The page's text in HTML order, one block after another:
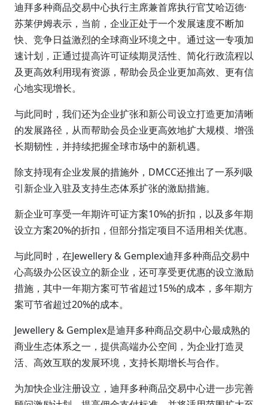
迪拜多种商品交易中心执行主席兼首席执行官艾哈迈德·
苏莱伊姆表示，当前，企业正处于一个发展速度不断加
快、竞争日益激烈的全球商业环境之中。通过这一专项加
速计划，正通过提高许可证续期灵活性、简化行政流程以
及更高效利用现有资源，帮助会员企业更加高效、更有信
心地实现增长。
与此同时，我们还为企业扩张和新公司设立打造更加清晰
的发展路径，从而帮助会员企业更高效地扩大规模、增强
长期韧性，并持续把握全球市场中的新机遇。
除支持现有企业发展的措施外，DMCC还推出了一系列吸
引新企业入驻及支持生态体系扩张的激励措施。
新企业可享受一年期许可证方案10%的折扣，以及多年期
设立方案20%的折扣，但部分指定项目不适用相关优惠。
与此同时，在Jewellery & Gemplex迪拜多种商品交易中
心高级办公区设立的新企业，还可享受更优惠的设立激励
措施，其中一年期方案可节省超过15%的成本，多年期方
案可节省超过20%的成本。
Jewellery & Gemplex是迪拜多种商品交易中心最成熟的
商业生态体系之一，提供高端办公空间，为企业打造灵
活、高效互联的发展环境，支持长期增长与合作。
为加快企业注册设立，迪拜多种商品交易中心进一步完善